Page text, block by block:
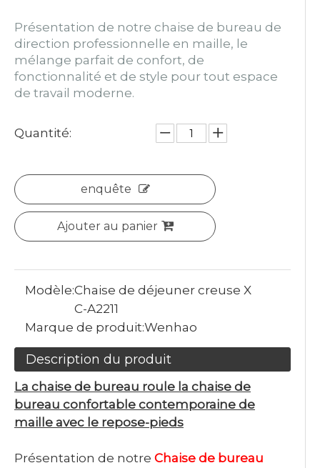
Présentation de notre chaise de bureau de
direction professionnelle en maille, le
mélange parfait de confort, de
fonctionnalité et de style pour tout espace
de travail moderne.
Quantité:
enquête
Ajouter au panier
Modèle:Chaise de déjeuner creuse X
C-A2211
Marque de produit:Wenhao
Description du produit
La chaise de bureau roule la chaise de
bureau confortable contemporaine de
maille avec le repose-pieds
Présentation de notre Chaise de bureau